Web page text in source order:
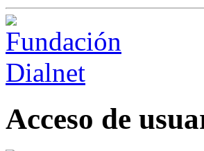
Acceso de